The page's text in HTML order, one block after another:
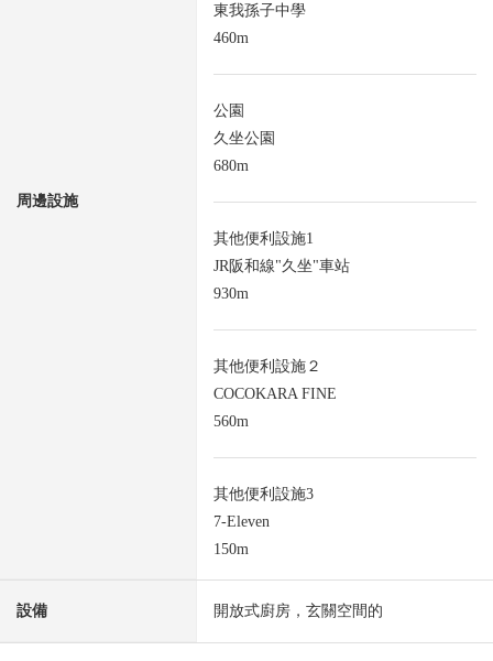
周邊設施
東我孫子中學
460m
公園
久坐公園
680m
其他便利設施1
JR阪和線"久坐"車站
930m
其他便利設施２
COCOKARA FINE
560m
其他便利設施3
7-Eleven
150m
設備 開放式廚房，玄關空間的